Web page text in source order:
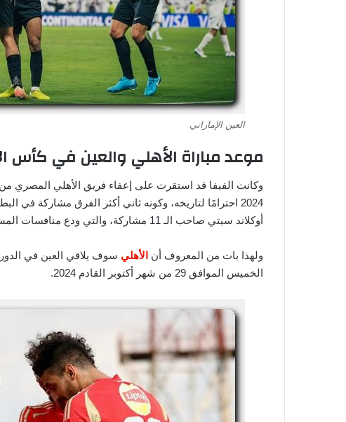
العين الإماراتي
موعد مباراة الأهلي والعين في كأس
وكانت الفيفا قد استقرت على إعفاء فريق الأهلي المصري
أوكلاند سيتي صاحب الـ 11 مشاركة، والتي ودع منافسات المسابقة من دورها الأول.
ولهذا بات من المعروف أن الأهلي سوف يلاقي العين في الدور
الخميس الموافق 29 من شهر أكتوبر القادم 2024.